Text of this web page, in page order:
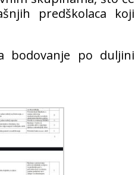
predškolaca koji
bodovanje po duljini